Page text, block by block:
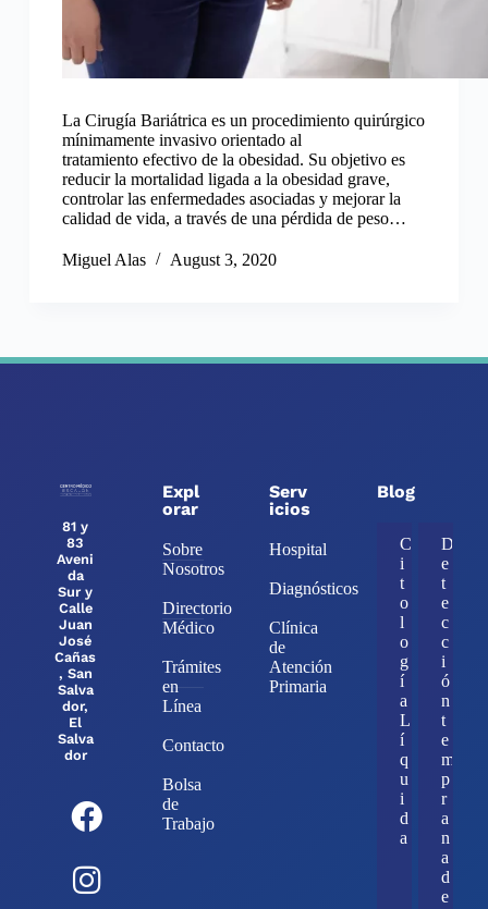
La Cirugía Bariátrica es un procedimiento quirúrgico
mínimamente invasivo orientado al
tratamiento efectivo de la obesidad. Su objetivo es
reducir la mortalidad ligada a la obesidad grave,
controlar las enfermedades asociadas y mejorar la
calidad de vida, a través de una pérdida de peso…
Miguel Alas August 3, 2020
81 y
83
Aveni
da
Sur y
Calle
Juan
José
Cañas
, San
Salva
dor,
El
Salva
dor
Expl
orar
Sobre
Nosotros
Directorio
Médico
Trámites
en
Línea
Contacto
Bolsa
de
Trabajo
Serv
icios
Hospital
Diagnósticos
Clínica
de
Atención
Primaria
Blog
C
i
t
o
l
o
g
í
a
L
í
q
u
i
d
a
D
e
t
e
c
c
i
ó
n
t
e
m
p
r
a
n
a
d
e